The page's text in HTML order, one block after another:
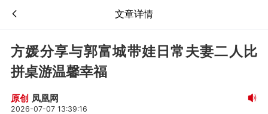
文章详情
方媛分享与郭富城带娃日常夫妻二人比
拼桌游温馨幸福
原创 凤凰网
2026-07-07 13:39:16